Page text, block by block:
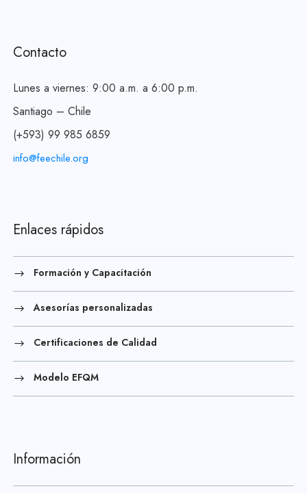
Contacto
Lunes a viernes: 9:00 a.m. a 6:00 p.m.
Santiago – Chile
(+593) 99 985 6859
info@feechile.org
Enlaces rápidos
Formación y Capacitación
Asesorías personalizadas
Certificaciones de Calidad
Modelo EFQM
Información